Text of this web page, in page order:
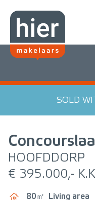
SOLD
HOOFDDORP
€ 395.000,-
80㎡ Living area